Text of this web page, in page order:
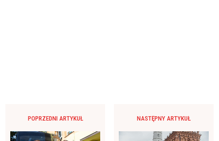
POPRZEDNI ARTYKUŁ NASTĘPNY ARTYKUŁ